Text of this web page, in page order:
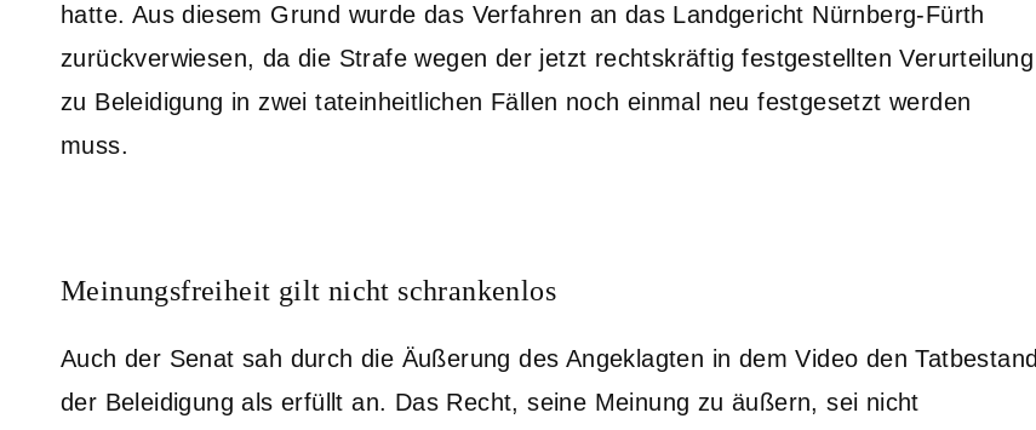
hatte. Aus diesem Grund wurde das Verfahren an das Landgericht Nürnberg-Fürth
zurückverwiesen, da die Strafe wegen der jetzt rechtskräftig festgestellten Verurteilung
zu Beleidigung in zwei tateinheitlichen Fällen noch einmal neu festgesetzt werden
muss.
Meinungsfreiheit gilt nicht schrankenlos
Auch der Senat sah durch die Äußerung des Angeklagten in dem Video den Tatbestand
der Beleidigung als erfüllt an. Das Recht, seine Meinung zu äußern, sei nicht